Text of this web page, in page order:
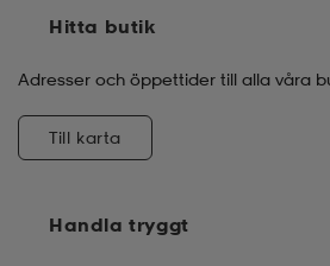
Handla tryggt
Hitta butik
Adresser och öppettider till alla våra
Till karta